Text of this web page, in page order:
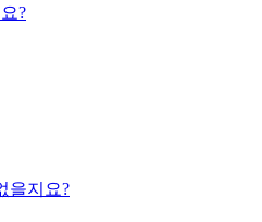
?
을지요?